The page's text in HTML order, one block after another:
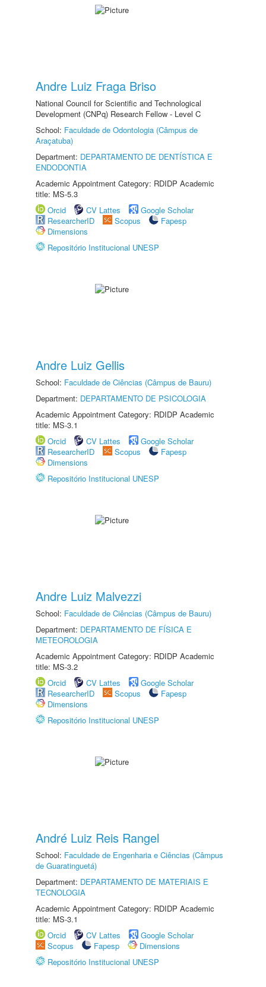
Andre Luiz Fraga Briso
National Council for Scientific and Technological
Development (CNPq) Research Fellow - Level C
School: Faculdade de Odontologia (Câmpus de
Araçatuba)
Department: DEPARTAMENTO DE DENTÍSTICA E
ENDODONTIA
Academic Appointment Category: RDIDP Academic
title: MS-5.3
Orcid
CV Lattes
Google Scholar
ResearcherID
Scopus
Fapesp
Dimensions
Repositório Institucional UNESP
Andre Luiz Gellis
School: Faculdade de Ciências (Câmpus de Bauru)
Department: DEPARTAMENTO DE PSICOLOGIA
Academic Appointment Category: RDIDP Academic
title: MS-3.1
Orcid
CV Lattes
Google Scholar
ResearcherID
Scopus
Fapesp
Dimensions
Repositório Institucional UNESP
Andre Luiz Malvezzi
School: Faculdade de Ciências (Câmpus de Bauru)
Department: DEPARTAMENTO DE FÍSICA E
METEOROLOGIA
Academic Appointment Category: RDIDP Academic
title: MS-3.2
Orcid
CV Lattes
Google Scholar
ResearcherID
Scopus
Fapesp
Dimensions
Repositório Institucional UNESP
André Luiz Reis Rangel
School: Faculdade de Engenharia e Ciências (Câmpus
de Guaratinguetá)
Department: DEPARTAMENTO DE MATERIAIS E
TECNOLOGIA
Academic Appointment Category: RDIDP Academic
title: MS-3.1
Orcid
CV Lattes
Google Scholar
Scopus
Fapesp
Dimensions
Repositório Institucional UNESP